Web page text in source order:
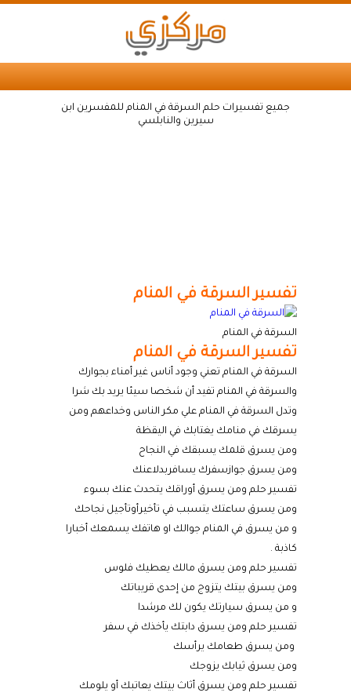
جميع تفسيرات حلم السرقة في المنام للمفسرين ابن
سيرين والنابلسي
تفسير السرقة في المنام
السرقة في المنام
تفسير السرقة في المنام
السرقة في المنام تعني وجود أناس غير أمناء بجوارك
والسرقة في المنام تفيد أن شخصا سيئا يريد بك شرا
وتدل السرقة في المنام علي مكر الناس وخداعهم ومن
يسرقك في منامك يغتابك في اليقظة
ومن يسرق قلمك يسبقك في النجاح
ومن يسرق جوازسفرك يسافربدلاعنك
تفسير حلم ومن يسرق أوراقك يتحدث عنك بسوء
ومن يسرق ساعتك يتسبب في تأخيرأوتأجيل نجاحك
و من يسرق في المنام جوالك او هاتفك يسمعك أخبارا
كاذبة .
تفسير حلم ومن يسرق مالك يعطيك فلوس
ومن يسرق بيتك يتزوج من إحدى قريباتك
و من يسرق سيارتك يكون لك مرشدا
تفسير حلم ومن يسرق دابتك يأخذك في سفر
ومن يسرق طعامك يرأسك
ومن يسرق ثيابك يزوجك
تفسير حلم ومن يسرق أثاث بيتك يعاتبك أو يلومك